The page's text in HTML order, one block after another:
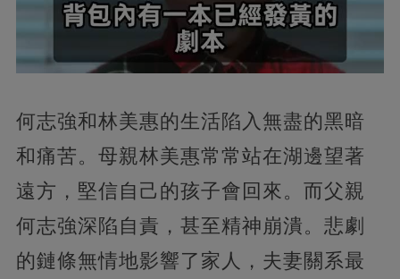
何志強和林美惠的生活陷入無盡的黑暗
和痛苦。母親林美惠常常站在湖邊望著
遠方，堅信自己的孩子會回來。而父親
何志強深陷自責，甚至精神崩潰。悲劇
的鏈條無情地影響了家人，夫妻關系最